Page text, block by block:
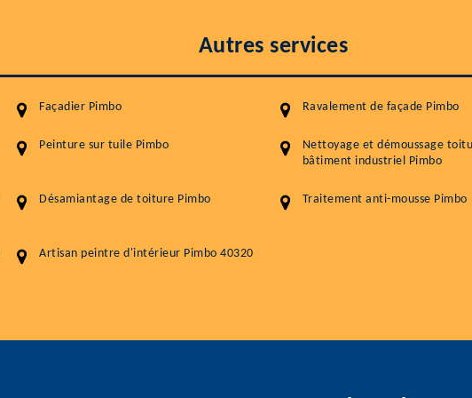
Autres services
Façadier Pimbo Ravalement de façade Pimbo
Peinture sur tuile Pimbo
Nettoyage et démoussage
bâtiment industriel Pimbo
Désamiantage de toiture Pimbo Traitement anti-mousse Pimbo
Artisan peintre d'intérieur Pimbo 40320